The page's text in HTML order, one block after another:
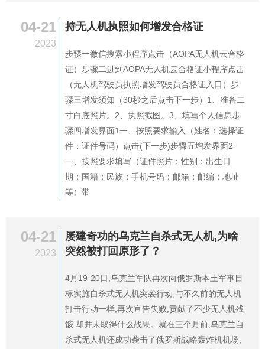
04-21
2023
持无人机执照如何增发合格证
步骤一微信搜索小程序点击（AOPA无人机云合格
证）步骤二进到AOPA无人机云合格证小程序点击
（无人机驾驶员执照增发驾驶员合格证入口）步
骤三增发须知（30秒之后点击下一步）1、准备二
寸白底照片。2、执照截图。3、填写个人信息步
骤四增发界面1一、按照要求输入（姓名：选择证
件：证件号码）点击(下一步)步骤五增发界面2
一、按照要求填写（证件照片：性别：出生日
期：国籍：民族：手机号码：邮箱：邮编：地址
等）带
04-21
2023
屡建奇功的乌克兰自杀式无人机,为啥
突然被打回原形了？
4月19-20日,乌克兰军队再次向俄罗斯本土军事目
标实施自杀式无人机突袭行动,与不久前的无人机
打击行动一样,再次宣告失败,贡献了不少无人机残
骸,却并未取得什么战果。就在三个月前,乌克兰自
杀式无人机还成功袭击了俄罗斯战略轰炸机机场,